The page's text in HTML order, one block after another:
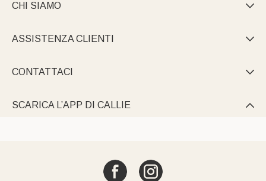
CHI SIAMO 
ASSISTENZA CLIENTI 
CONTATTACI 
SCARICA L’APP DI CALLIE 